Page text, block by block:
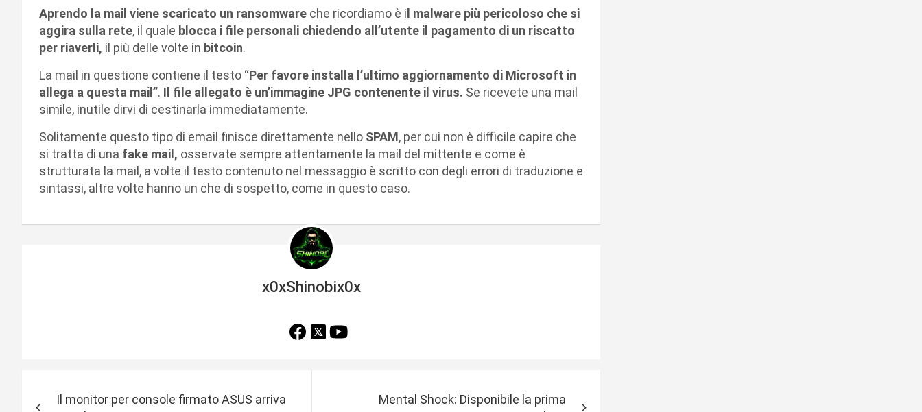
Aprendo la mail viene scaricato un ransomware che ricordiamo è i l malware più pericoloso che si
aggira sulla rete, il quale blocca i file personali chiedendo all’utente il pagamento di un riscatto
per riaverli, il più delle volte in bitcoin.
La mail in questione contiene il testo “Per favore installa l’ultimo aggiornamento di Microsoft in
allega a questa mail”. Il file allegato è un’immagine JPG contenente il virus. Se ricevete una mail
simile, inutile dirvi di cestinarla immediatamente.
Solitamente questo tipo di email finisce direttamente nello SPAM, per cui non è difficile capire che
si tratta di una fake mail, osservate sempre attentamente la mail del mittente e come è
strutturata la mail, a volte il testo contenuto nel messaggio è scritto con degli errori di traduzione e
sintassi, altre volte hanno un che di sospetto, come in questo caso.
x0xShinobix0x
Il monitor per console firmato ASUS arriva
Mental Shock: Disponibile la prima